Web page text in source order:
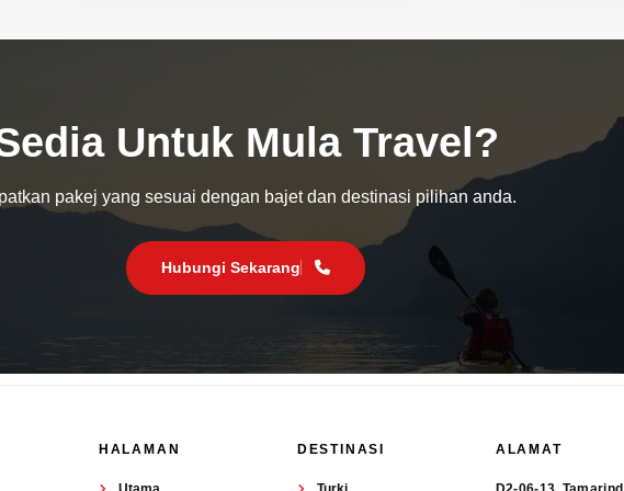
Untuk Mula Travel?
pakej yang sesuai dengan bajet dan destinasi pilihan anda.
Hubungi Sekarang
HALAMAN DESTINASI ALAMAT